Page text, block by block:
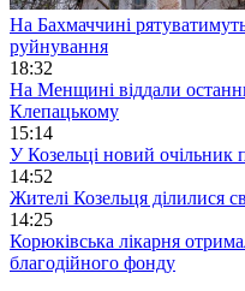
На Бахмаччині
руйнування
18:32
На Менщині віддали
Клепацькому
15:14
У Козельці новий очільник
14:52
Жителі Козельця ділилися
14:25
Корюківська лікарня
благодійного фонду